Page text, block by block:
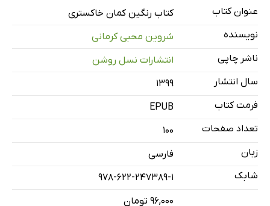
طرح‌نامه
عنوان کتاب
کتاب رنگین کمان خاکستری
نویسنده
شروین محبی کرمانی
ناشر چاپی
انتشارات نسل روشن
سال انتشار
۱۳۹۹
فرمت کتاب
EPUB
تعداد صفحات
100
زبان
فارسی
شابک
978-622-247389-1
۹۶,۰۰۰ تومان